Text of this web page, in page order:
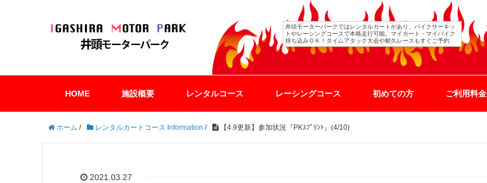
井頭モーターパークではレンタルカートがあり、バイクサーキッ
トやレーシングコースで本格走行可能。マイカート・マイバイク
持ち込みＯＫ！タイムアタック大会や耐久レースもすぐご予約
HOME 施設概要 レンタルコース レーシングコース 初めての方 ご利用料金
ホーム / レンタルカートコース Information / 【4.9更新】参加状況『PKｽﾌﾟﾘﾝﾄ』(4/10)
2021.03.27